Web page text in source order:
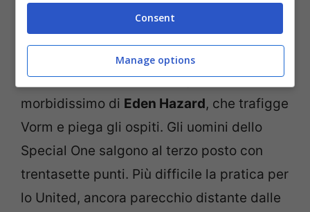
TRE PUNTI SOFFERTI
seppur soffrendo,ChelseaeManchester
. I blues di Mourinho passano di
misura contro lo Swansea grazie al destro
morbidissimo di Eden Hazard, che trafigge
Vorm e piega gli ospiti. Gli uomini dello
Special One salgono al terzo posto con
trentasette punti. Più difficile la pratica per
lo United, ancora parecchio distante dalle
Consent
Manage options